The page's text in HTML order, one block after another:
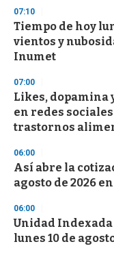
3
s
e
c
o
d
s
07:10
Tiempo de hoy
vientos y
Inumet
07:00
Likes, dopamina
en redes
trastornos
06:00
Así abre la
agosto de 2026
06:00
Unidad Indexada
lunes 10 de